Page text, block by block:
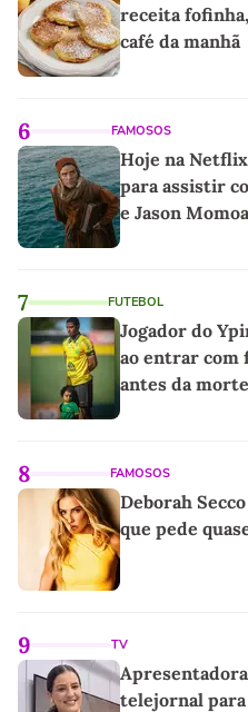
receita
café da manhã
6 FAMOSOS
Hoje na
para assistir
e Jason Momoa
7 FUTEBOL
Jogador do
ao entrar com
antes da
8 FAMOSOS
Deborah
que pede
9 TV
telejornal